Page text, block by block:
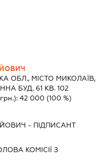
ОБЛ., МІСТО МИКОЛАЇВ,
БУД. 61 КВ. 102
42 000 (100 %)
- ПІДПИСАНТ
КОМІСІЇ З